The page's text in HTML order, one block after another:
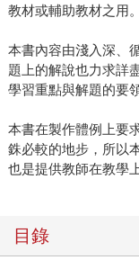
教材或輔助教材之用。
本書內容由淺入深、
題上的解說也力求詳
學習重點與解題的要領
本書在製作體例上要
銖必較的地步，所以
也是提供教師在教學
目錄